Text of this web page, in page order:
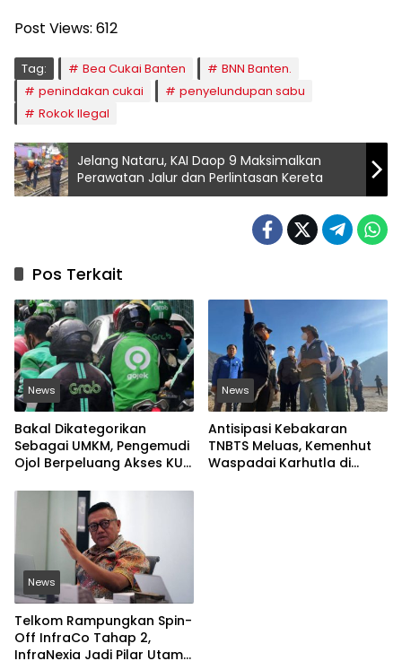
Post Views: 612
Tag: Bea Cukai Banten
BNN Banten.
penindakan cukai
penyelundupan sabu
Rokok Ilegal
Jelang Nataru, KAI Daop 9 Maksimalkan
Perawatan Jalur dan Perlintasan Kereta
Pos Terkait
News
Bakal Dikategorikan
Sebagai UMKM, Pengemudi
Ojol Berpeluang Akses KUR
News
Antisipasi Kebakaran
TNBTS Meluas, Kemenhut
Waspadai Karhutla di
News
Telkom Rampungkan Spin-
Off InfraCo Tahap 2,
InfraNexia Jadi Pilar Utama